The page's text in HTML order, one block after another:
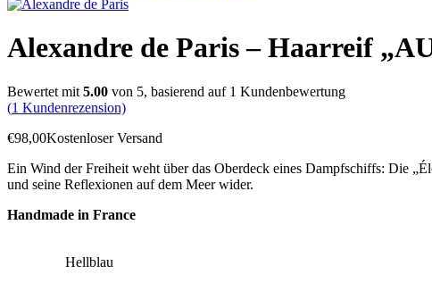
Alexandre de Paris – Haarreif
Bewertet mit 5.00 von 5, basierend auf 1 Kundenbewertung
(1 Kundenrezension)
€98,00Kostenloser Versand
Ein Wind der Freiheit weht über das Oberdeck eines Dampfschiffs: Die
und seine Reflexionen auf dem Meer wider.
Handmade in France
Hellblau